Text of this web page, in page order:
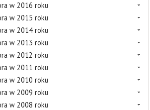
w 2016 roku
w 2015 roku
w 2014 roku
w 2013 roku
w 2012 roku
w 2011 roku
w 2010 roku
w 2009 roku
w 2008 roku